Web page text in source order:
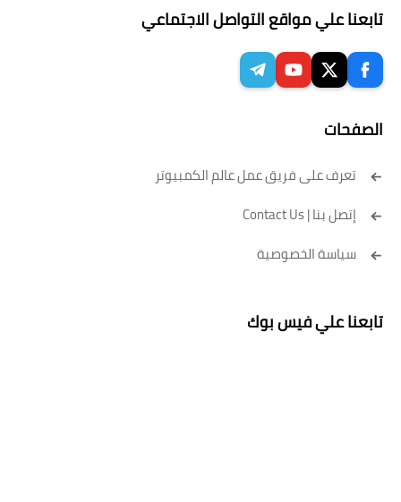
تابعنا علي مواقع التواصل الاجتماعي
الصفحات
تعرف على فريق عمل عالم الكمبيوتر
إتصل بنا | Contact Us
سياسة الخصوصية
تابعنا علي فيس بوك